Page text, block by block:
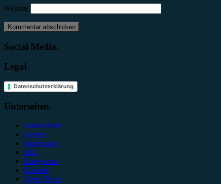
Website
Social Media.
Legal
Datenschutzerklärung
Unterseiten.
Datenschutz
Genres
Impressum
Jobs
Kategorien
Kontakt
Unser Team